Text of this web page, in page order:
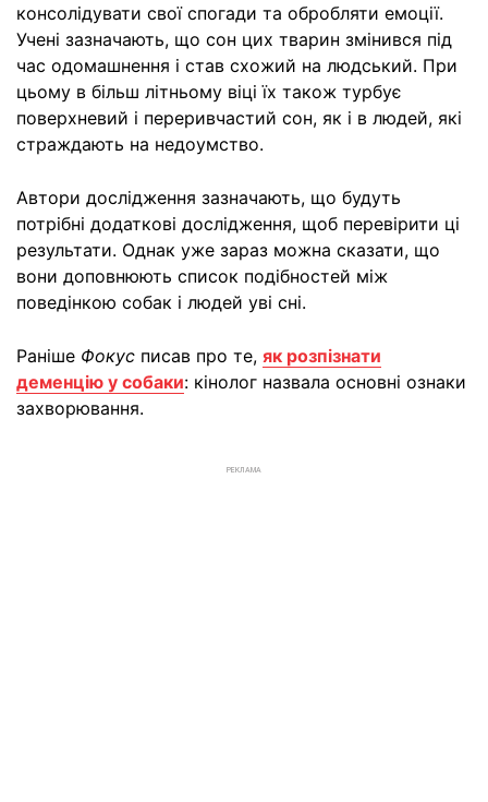
консолідувати свої спогади та обробляти емоції.
Учені зазначають, що сон цих тварин змінився під
час одомашнення і став схожий на людський. При
цьому в більш літньому віці їх також турбує
поверхневий і переривчастий сон, як і в людей, які
страждають на недоумство.
Автори дослідження зазначають, що будуть
потрібні додаткові дослідження, щоб перевірити ці
результати. Однак уже зараз можна сказати, що
вони доповнюють список подібностей між
поведінкою собак і людей уві сні.
Раніше Фокус писав про те, як розпізнати
деменцію у собаки: кінолог назвала основні ознаки
захворювання.
РЕКЛАМА